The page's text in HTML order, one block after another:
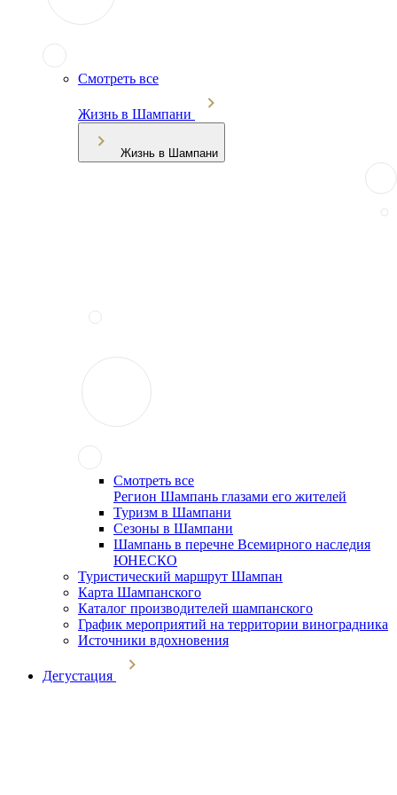
Смотреть все
Жизнь в Шампани
Жизнь в Шампани
Смотреть все
Регион Шампань глазами его жителей
Туризм в Шампани
Сезоны в Шампани
Шампань в перечне Всемирного наследия
ЮНЕСКО
Туристический маршрут Шампан
Карта Шампанского
Каталог производителей шампанского
График мероприятий на территории виноградника
Источники вдохновения
Дегустация